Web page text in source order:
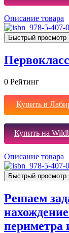
Описание товара
Быстрый просмотр
0 Рейтинг
Купить в
Купить на
Описание товара
Быстрый просмотр
Решаем
периметра